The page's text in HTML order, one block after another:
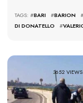
TAGS: #BARI #BARION
DI DONATELLO
#
3652 VIEWS